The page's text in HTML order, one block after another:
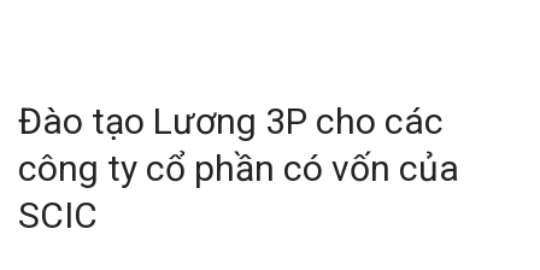
Đào tạo Lương 3P cho các
công ty cổ phần có vốn của
SCIC